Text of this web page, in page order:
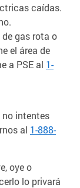
caídas.
gas rota o
el área de
a PSE al 1-
no intentes
al 1-888-
oye o
lo privará